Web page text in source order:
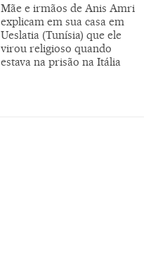
Mãe e irmãos de Anis Amri
explicam em sua casa em
Ueslatia (Tunísia) que ele
virou religioso quando
estava na prisão na Itália